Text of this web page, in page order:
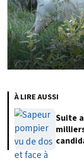
À LIRE AUSSI
Suite